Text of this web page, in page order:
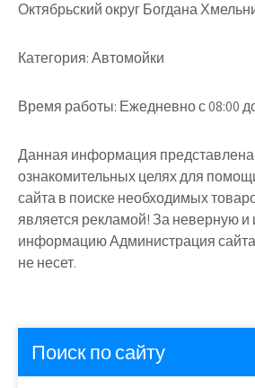
Октябрьский округ Богдана
Категория:Автомойки
Время работы: Ежедневно с 08:00
Данная информация представлена
ознакомительных целях для
сайта в поиске необходимых
является рекламой! За неверную
информацию Администрация сайта
не несет.
Поиск по сайту